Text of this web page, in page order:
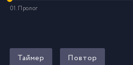
01. Пролог
Таймер Повтор